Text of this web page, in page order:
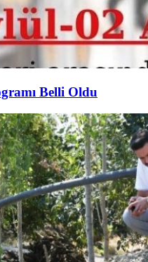
Belli Oldu